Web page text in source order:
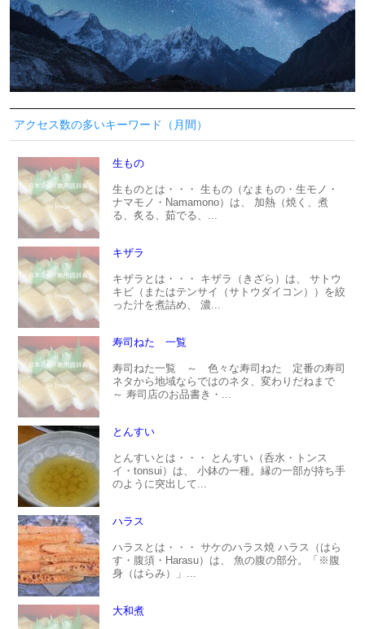
アクセス数の多いキーワード（月間）
生もの
生ものとは・・・ 生もの（なまもの・生モノ・
ナマモノ・Namamono）は、 加熱（焼く、煮
る、炙る、茹でる、...
キザラ
キザラとは・・・ キザラ（きざら）は、 サトウ
キビ（またはテンサイ（サトウダイコン））を絞
った汁を煮詰め、 濃...
寿司ねた 一覧
寿司ねた一覧 ～ 色々な寿司ねた 定番の寿司
ネタから地域ならではのネタ、変わりだねまで
～ 寿司店のお品書き・...
とんすい
とんすいとは・・・ とんすい（呑水・トンス
イ・tonsui）は、 小鉢の一種。縁の一部が持ち手
のように突出して...
ハラス
ハラスとは・・・ サケのハラス焼 ハラス（はら
す・腹須・Harasu）は、 魚の腹の部分。「※腹
身（はらみ）」...
大和煮